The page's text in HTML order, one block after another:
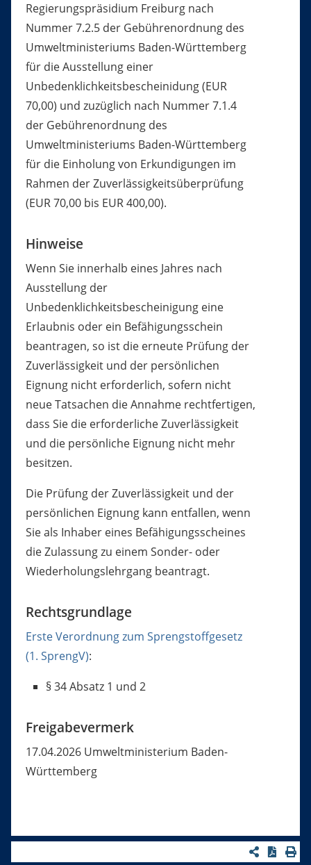
Regierungspräsidium Freiburg nach
Nummer 7.2.5 der Gebührenordnung des
Umweltministeriums Baden-Württemberg
für die Ausstellung einer
Unbedenklichkeitsbescheinidung (EUR
70,00) und zuzüglich nach Nummer 7.1.4
der Gebührenordnung des
Umweltministeriums Baden-Württemberg
für die Einholung von Erkundigungen im
Rahmen der Zuverlässigkeitsüberprüfung
(EUR 70,00 bis EUR 400,00).
Hinweise
Wenn Sie innerhalb eines Jahres nach
Ausstellung der
Unbedenklichkeitsbescheinigung eine
Erlaubnis oder ein Befähigungsschein
beantragen, so ist die erneute Prüfung der
Zuverlässigkeit und der persönlichen
Eignung nicht erforderlich, sofern nicht
neue Tatsachen die Annahme rechtfertigen,
dass Sie die erforderliche Zuverlässigkeit
und die persönliche Eignung nicht mehr
besitzen.
Die Prüfung der Zuverlässigkeit und der
persönlichen Eignung kann entfallen, wenn
Sie als Inhaber eines Befähigungsscheines
die Zulassung zu einem Sonder- oder
Wiederholungslehrgang beantragt.
Rechtsgrundlage
Erste Verordnung zum Sprengstoffgesetz
(1. SprengV):
§ 34 Absatz 1 und 2
Freigabevermerk
17.04.2026 Umweltministerium Baden-
Württemberg